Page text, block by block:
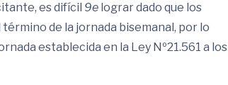
es difícil 9e lograr dado que los
de la jornada bisemanal, por lo
establecida en la Ley Nº21.561 a los